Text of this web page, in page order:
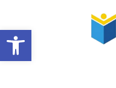
Abrir barra de ferramentas